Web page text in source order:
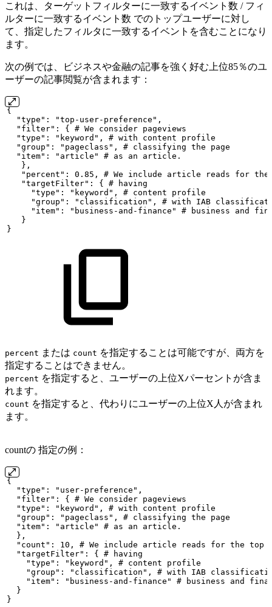
これは、ターゲットフィルターに一致するイベント数 / フィ
ルターに一致するイベント数 でのトップユーザーに対し
て、指定したフィルタに一致するイベントを含むことになり
ます。
次の例では、ビジネスや金融の記事を強く好む上位85％のユ
ーザーの記事閲覧が含まれます：
{
"type":
"top-user-preference",
"filter":
{ # We consider pageviews
"type":
"keyword", # with content
profile
"group":
"pageclass", # classifying the
page
"item":
"article" # as an
article.
},
"percent":
0.85, # We include article reads for the
"targetFilter":
{ #
having
"type":
"keyword", # content
profile
"group":
"classification", # with IAB
"item":
"business-and-finance" # business and
}
}
percent または count を指定することは可能ですが、両方を
指定することはできません。
percent を指定すると、ユーザーの上位Xパーセントが含ま
れます。
count を指定すると、代わりにユーザーの上位X人が含まれ
ます。
countの 指定の例：
{
"type":
"user-preference",
"filter":
{ # We consider pageviews
"type":
"keyword", # with content
profile
"group":
"pageclass", # classifying the
page
"item":
"article" # as an
article.
},
"count":
10, # We include article reads for the top
"targetFilter":
{ #
having
"type":
"keyword", # content
profile
"group":
"classification", # with IAB
"item":
"business-and-finance" # business and
}
}